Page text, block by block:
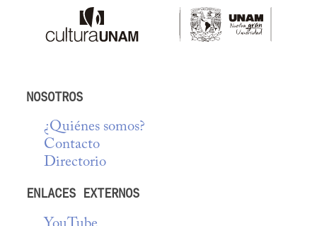
NOSOTROS
¿Quiénes somos?
Contacto
Directorio
ENLACES EXTERNOS